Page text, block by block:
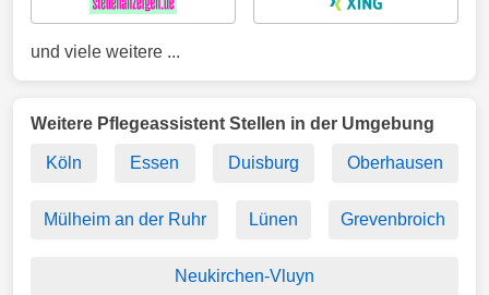
und viele weitere ...
Weitere Pflegeassistent Stellen in der Umgebung
Köln Essen Duisburg Oberhausen
Mülheim an der Ruhr Lünen Grevenbroich
Neukirchen-Vluyn